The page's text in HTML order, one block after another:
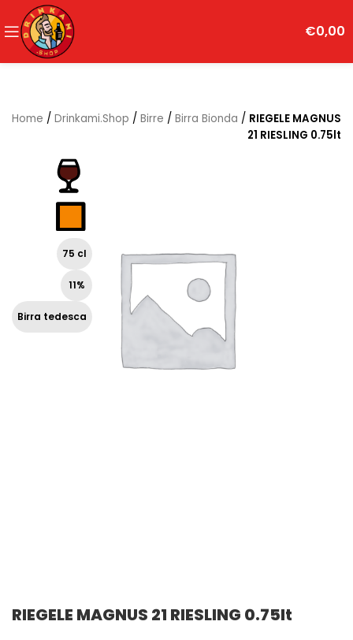
€0,00
Home / Drinkami.Shop / Birre / Birra Bionda / RIEGELE MAGNUS
21 RIESLING 0.75lt
75 cl
11%
Birra tedesca
RIEGELE MAGNUS 21 RIESLING 0.75lt